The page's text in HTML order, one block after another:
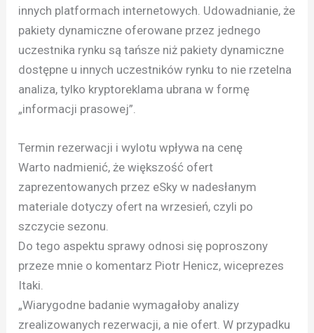
innych platformach internetowych. Udowadnianie, że
pakiety dynamiczne oferowane przez jednego
uczestnika rynku są tańsze niż pakiety dynamiczne
dostępne u innych uczestników rynku to nie rzetelna
analiza, tylko kryptoreklama ubrana w formę
„informacji prasowej”.
Termin rezerwacji i wylotu wpływa na cenę
Warto nadmienić, że większość ofert
zaprezentowanych przez eSky w nadesłanym
materiale dotyczy ofert na wrzesień, czyli po
szczycie sezonu.
Do tego aspektu sprawy odnosi się poproszony
przeze mnie o komentarz Piotr Henicz, wiceprezes
Itaki.
„Wiarygodne badanie wymagałoby analizy
zrealizowanych rezerwacji, a nie ofert. W przypadku